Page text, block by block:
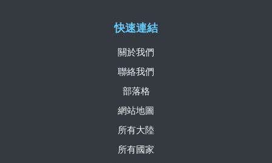
快速連結
關於我們
聯絡我們
部落格
網站地圖
所有大陸
所有國家